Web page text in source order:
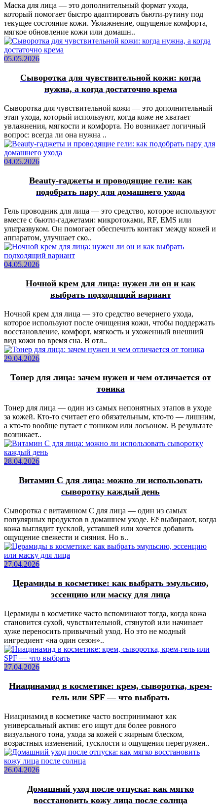
Маска для лица — это дополнительный формат ухода,
который помогает быстро адаптировать бьюти-рутину под
текущее состояние кожи. Увлажнение, ощущение комфорта,
мягкое обновление кожи или домашн..
05.05.2026
Сыворотка для чувствительной кожи: когда
нужна, а когда достаточно крема
Сыворотка для чувствительной кожи — это дополнительный
этап ухода, который используют, когда коже не хватает
увлажнения, мягкости и комфорта. Но возникает логичный
вопрос: всегда ли она нужна ..
04.05.2026
Beauty-гаджеты и проводящие гели: как
подобрать пару для домашнего ухода
Гель проводник для лица — это средство, которое используют
вместе с бьюти-гаджетами: микротоками, RF, EMS или
ультразвуком. Он помогает обеспечить контакт между кожей и
аппаратом, улучшает ско..
04.05.2026
Ночной крем для лица: нужен ли он и как
выбрать подходящий вариант
Ночной крем для лица — это средство вечернего ухода,
которое используют после очищения кожи, чтобы поддержать
восстановление, комфорт, мягкость и ухоженный внешний
вид кожи во время сна. В отл..
29.04.2026
Тонер для лица: зачем нужен и чем отличается от
тоника
Тонер для лица — один из самых непонятных этапов в уходе
за кожей. Кто-то считает его обязательным, кто-то — лишним,
а кто-то вообще путает с тоником или лосьоном. В результате
возникает..
28.04.2026
Витамин C для лица: можно ли использовать
сыворотку каждый день
Сыворотка с витамином C для лица — один из самых
популярных продуктов в домашнем уходе. Её выбирают, когда
кожа выглядит тусклой, уставшей или хочется добавить
ощущение свежести и сияния. Но в..
27.04.2026
Церамиды в косметике: как выбрать эмульсию,
эссенцию или маску для лица
Церамиды в косметике часто вспоминают тогда, когда кожа
становится сухой, чувствительной, стянутой или начинает
хуже переносить привычный уход. Но это не модный
ингредиент «на один сезон»..
27.04.2026
Ниацинамид в косметике: крем, сыворотка, крем-
гель или SPF — что выбрать
Ниацинамид в косметике часто воспринимают как
универсальный актив: его ищут для более ровного
визуального тона, ухода за кожей с жирным блеском,
возрастных изменений, тусклости и ощущения перегружен..
26.04.2026
Домашний уход после отпуска: как мягко
восстановить кожу лица после солнца